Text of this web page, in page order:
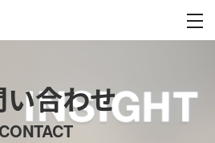
合わせ
CONTACT